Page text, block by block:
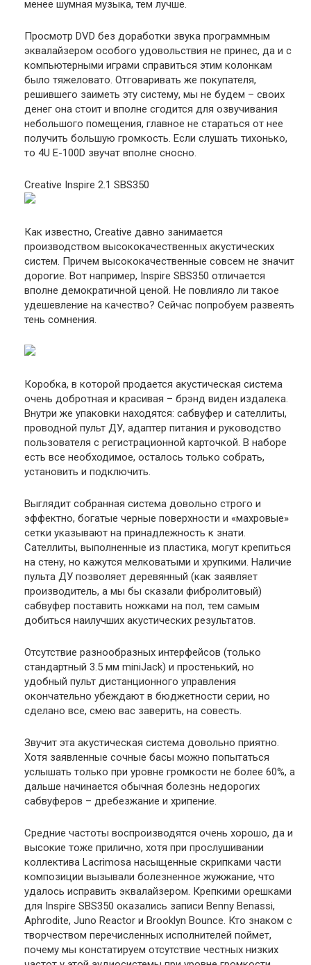
менее шумная музыка, тем лучше.
Просмотр DVD без доработки звука программным
эквалайзером особого удовольствия не принес, да и с
компьютерными играми справиться этим колонкам
было тяжеловато. Отговаривать же покупателя,
решившего заиметь эту систему, мы не будем – своих
денег она стоит и вполне сгодится для озвучивания
небольшого помещения, главное не стараться от нее
получить большую громкость. Если слушать тихонько,
то 4U E-100D звучат вполне сносно.
Creative Inspire 2.1 SBS350
Как известно, Creative давно занимается
производством высококачественных акустических
систем. Причем высококачественные совсем не значит
дорогие. Вот например, Inspire SBS350 отличается
вполне демократичной ценой. Не повлияло ли такое
удешевление на качество? Сейчас попробуем развеять
тень сомнения.
Коробка, в которой продается акустическая система
очень добротная и красивая – брэнд виден издалека.
Внутри же упаковки находятся: сабвуфер и сателлиты,
проводной пульт ДУ, адаптер питания и руководство
пользователя с регистрационной карточкой. В наборе
есть все необходимое, осталось только собрать,
установить и подключить.
Выглядит собранная система довольно строго и
эффектно, богатые черные поверхности и «махровые»
сетки указывают на принадлежность к знати.
Сателлиты, выполненные из пластика, могут крепиться
на стену, но кажутся мелковатыми и хрупкими. Наличие
пульта ДУ позволяет деревянный (как заявляет
производитель, а мы бы сказали фибролитовый)
сабвуфер поставить ножками на пол, тем самым
добиться наилучших акустических результатов.
Отсутствие разнообразных интерфейсов (только
стандартный 3.5 мм miniJack) и простенький, но
удобный пульт дистанционного управления
окончательно убеждают в бюджетности серии, но
сделано все, смею вас заверить, на совесть.
Звучит эта акустическая система довольно приятно.
Хотя заявленные сочные басы можно попытаться
услышать только при уровне громкости не более 60%, а
дальше начинается обычная болезнь недорогих
сабвуферов – дребезжание и хрипение.
Средние частоты воспроизводятся очень хорошо, да и
высокие тоже прилично, хотя при прослушивании
коллектива Lacrimosa насыщенные скрипками части
композиции вызывали болезненное жужжание, что
удалось исправить эквалайзером. Крепкими орешками
для Inspire SBS350 оказались записи Benny Benassi,
Aphrodite, Juno Reactor и Brooklyn Bounce. Кто знаком с
творчеством перечисленных исполнителей поймет,
почему мы констатируем отсутствие честных низких